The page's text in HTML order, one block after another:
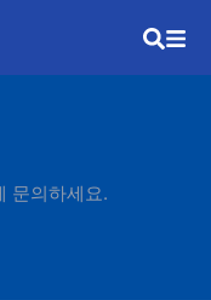
문의하세요.